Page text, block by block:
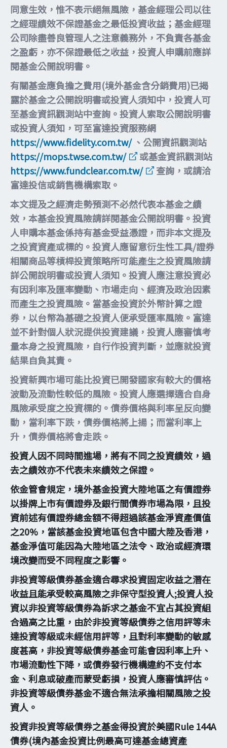
同意生效，惟不表示絕無風險，基金經理公司以往
之經理績效不保證基金之最低投資收益；基金經理
公司除盡善良管理人之注意義務外，不負責各基金
之盈虧，亦不保證最低之收益，投資人申購前應詳
閱基金公開說明書。
有關基金應負擔之費用(境外基金含分銷費用)已揭
露於基金之公開說明書或投資人須知中，投資人可
至基金資訊觀測站中查詢。投資人索取公開說明書
或投資人須知，可至富達投資服務網
https://www.fidelity.com.tw/、公開資訊觀測站
https://mops.twse.com.tw/
或基金資訊觀測站
https://www.fundclear.com.tw/
查詢，或請洽
富達投信或銷售機構索取。
本文提及之經濟走勢預測不必然代表本基金之績
效，本基金投資風險請詳閱基金公開說明書。投資
人申購本基金係持有基金受益憑證，而非本文提及
之投資資產或標的。投資人應留意衍生性工具/證券
相關商品等槓桿投資策略所可能產生之投資風險請
詳公開說明書或投資人須知。投資人應注意投資必
有因利率及匯率變動、市場走向、經濟及政治因素
而產生之投資風險。當基金投資於外幣計算之證
券，以台幣為基礎之投資人便承受匯率風險。富達
並不針對個人狀況提供投資建議，投資人應審慎考
量本身之投資風險，自行作投資判斷，並應就投資
結果自負其責。
投資新興市場可能比投資已開發國家有較大的價格
波動及流動性較低的風險。投資人應選擇適合自身
風險承受度之投資標的。債券價格與利率呈反向變
動，當利率下跌，債券價格將上揚；而當利率上
升，債券價格將會走跌。
投資人因不同時間進場，將有不同之投資績效，過
去之績效亦不代表未來績效之保證。
依金管會規定，境外基金投資大陸地區之有價證券
以掛牌上市有價證券及銀行間債券市場為限，且投
資前述有價證券總金額不得超過該基金淨資產價值
之20%，當該基金投資地區包含中國大陸及香港，
基金淨值可能因為大陸地區之法令、政治或經濟環
境改變而受不同程度之影響。
非投資等級債券基金適合尋求投資固定收益之潛在
收益且能承受較高風險之非保守型投資人;投資人投
資以非投資等級債券為訴求之基金不宜占其投資組
合過高之比重，由於非投資等級債券之信用評等未
達投資等級或未經信用評等，且對利率變動的敏感
度甚高，非投資等級債券基金可能會因利率上升、
市場流動性下降，或債券發行機構違約不支付本
金、利息或破產而蒙受虧損，投資人應審慎評估。
非投資等級債券基金不適合無法承擔相關風險之投
資人。
投資非投資等級債券之基金得投資於美國Rule 144A
債券(境內基金投資比例最高可達基金總資產